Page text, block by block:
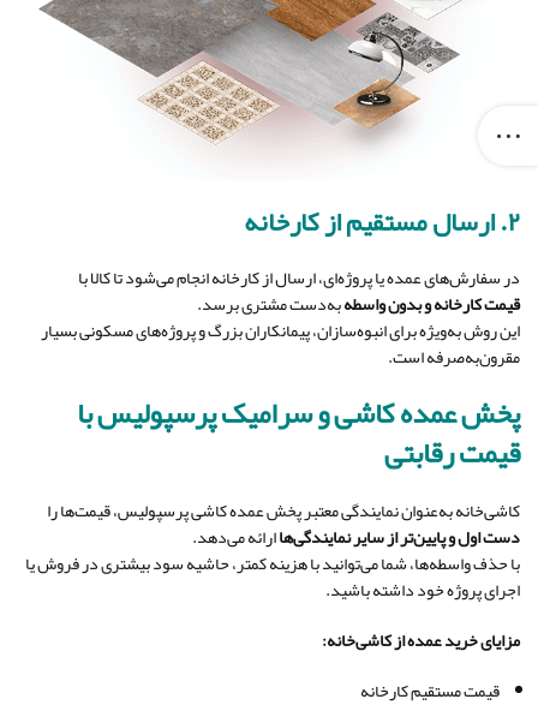
۲. ارسال مستقیم از کارخانه
در سفارش‌های عمده یا پروژه‌ای، ارسال از کارخانه انجام می‌شود تا کالا با
قیمت کارخانه و بدون واسطهبه‌دست مشتری برسد.
این روش به‌ویژه برای انبوه‌سازان، پیمانکاران بزرگ و پروژه‌های مسکونی بسیار
مقرون‌به‌صرفه است.
پخش عمده کاشی و سرامیک پرسپولیس با
قیمت رقابتی
کاشی‌خانه به‌عنوان نمایندگی معتبر پخش عمده کاشی پرسپولیس، قیمت‌ها را
دست اول و پایین‌تر از سایر نمایندگی‌هاارائه می‌دهد.
با حذف واسطه‌ها، شما می‌توانید با هزینه کمتر، حاشیه سود بیشتری در فروش یا
اجرای پروژه خود داشته باشید.
مزایای خرید عمده از کاشی‌خانه:
قیمت مستقیم کارخانه